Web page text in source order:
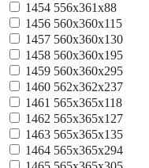
1454 556x361x88
1456 560x360x115
1457 560x360x130
1458 560x360x195
1459 560x360x295
1460 562x362x237
1461 565x365x118
1462 565x365x127
1463 565x365x135
1464 565x365x294